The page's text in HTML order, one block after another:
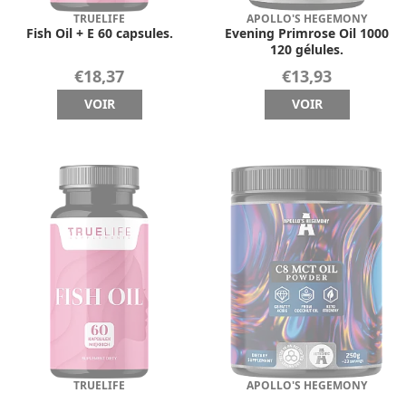
TRUELIFE
Fish Oil + E 60 capsules.
€18,37
VOIR
APOLLO'S HEGEMONY
Evening Primrose Oil 1000
120 gélules.
€13,93
VOIR
TRUELIFE APOLLO'S HEGEMONY